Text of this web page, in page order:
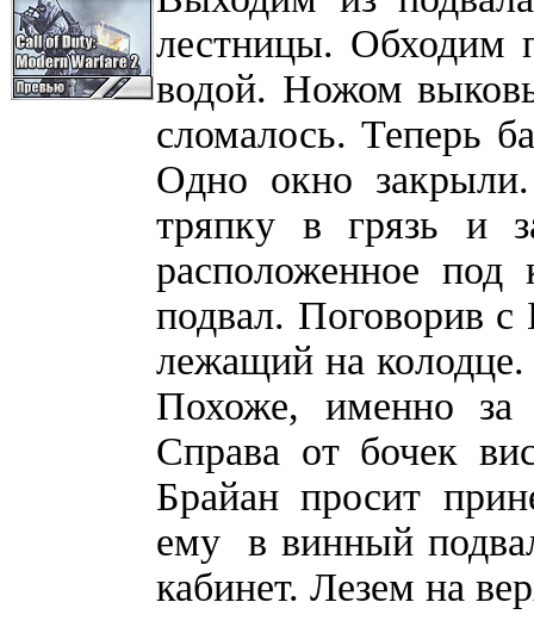
лестницы. Обходим
водой. Ножом
сломалось. Теперь
Одно окно
тряпку в грязь и
расположенное
подвал. Поговорив
лежащий на
Похоже, именно за
Справа от бочек
Брайан просит
ему в винный
кабинет. Лезем на